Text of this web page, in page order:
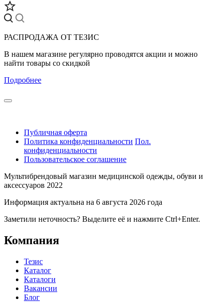
РАСПРОДАЖА ОТ ТЕЗИС
В нашем магазине регулярно проводятся акции и можно
найти товары со скидкой
Подробнее
Публичная оферта
Политика конфиденциальности Пол.
конфиденциальности
Пользовательское соглашение
Мультибрендовый магазин медицинской одежды, обуви и
аксессуаров 2022
Информация актуальна на 6 августа 2026 года
Заметили неточность? Выделите её и нажмите Ctrl+Enter.
Компания
Тезис
Каталог
Каталоги
Вакансии
Блог